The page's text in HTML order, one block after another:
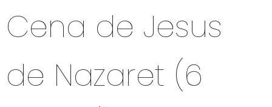
Cena de Jesus
de Nazaret (6